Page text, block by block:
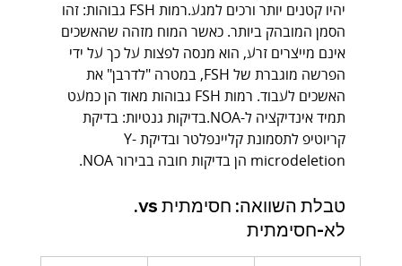
יהיו קטנים יותר ורכים למגע.רמות FSH גבוהות: זהו
הסמן המובהק ביותר. כאשר המוח מזהה שהאשכים
אינם מייצרים זרע, הוא מנסה לפצות על כך על ידי
הפרשה מוגברת של FSH, במטרה "לדרבן" את
האשכים לעבוד. רמות FSH גבוהות מאוד הן כמעט
תמיד אינדיקציה ל-NOA.בדיקות גנטיות: בדיקת
קריוטיפ לתסמונת קליינפלטר ובדיקת Y-
microdeletion הן בדיקות חובה בבירור NOA.
טבלת השוואה: חסימתית vs.
לא-חסימתית